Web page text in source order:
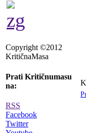
Copyright ©2012
KritičnaMasa
Prati Kritičnumasu
na:
RSS
Facebook
Twitter